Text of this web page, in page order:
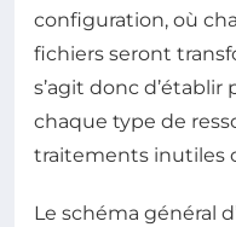
configuration, où
fichiers seront
s’agit donc
chaque type de
traitements inutiles
Le schéma général